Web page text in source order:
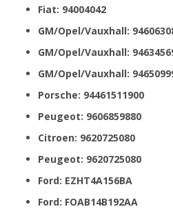
Fiat: 94004042
GM/Opel/Vauxhall:
GM/Opel/Vauxhall:
GM/Opel/Vauxhall:
Porsche: 94461511900
Peugeot: 9606859880
Citroen: 9620725080
Peugeot: 9620725080
Ford: EZHT4A156BA
Ford: FOAB14B192AA